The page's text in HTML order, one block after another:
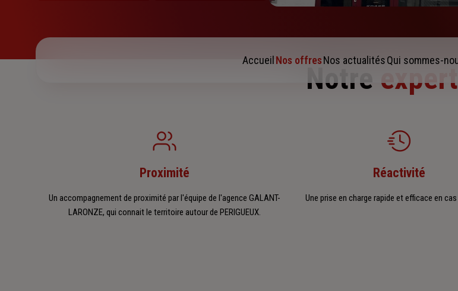
Accueil Nos offresNos actualitésQui sommes-
Notre
Proximité
Un accompagnement de proximité par l'équipe de l'agence GALANT-
LARONZE, qui connait le territoire autour de PERIGUEUX.
Réactivité
Une prise en charge rapide et efficace en